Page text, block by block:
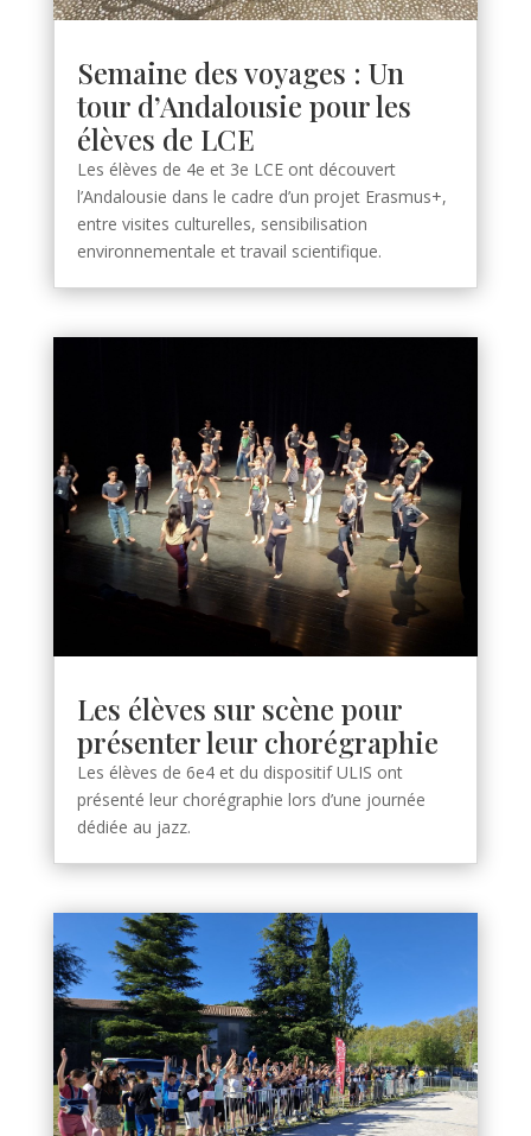
Semaine des voyages : Un
tour d’Andalousie pour les
élèves de LCE
Les élèves de 4e et 3e LCE ont découvert
l’Andalousie dans le cadre d’un projet Erasmus+,
entre visites culturelles, sensibilisation
environnementale et travail scientifique.
Les élèves sur scène pour
présenter leur chorégraphie
Les élèves de 6e4 et du dispositif ULIS ont
présenté leur chorégraphie lors d’une journée
dédiée au jazz.